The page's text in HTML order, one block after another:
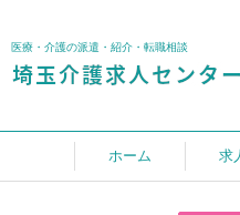
医療・介護の派遣・紹介・転職相談
ホーム 求